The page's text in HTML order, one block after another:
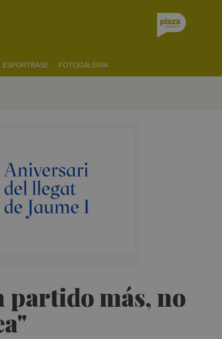
ESPORTBASE FOTOGALERÍA
partido más, no